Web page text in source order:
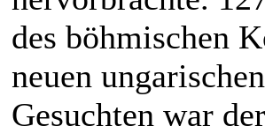
des böhmischen
neuen
Gesuchten war